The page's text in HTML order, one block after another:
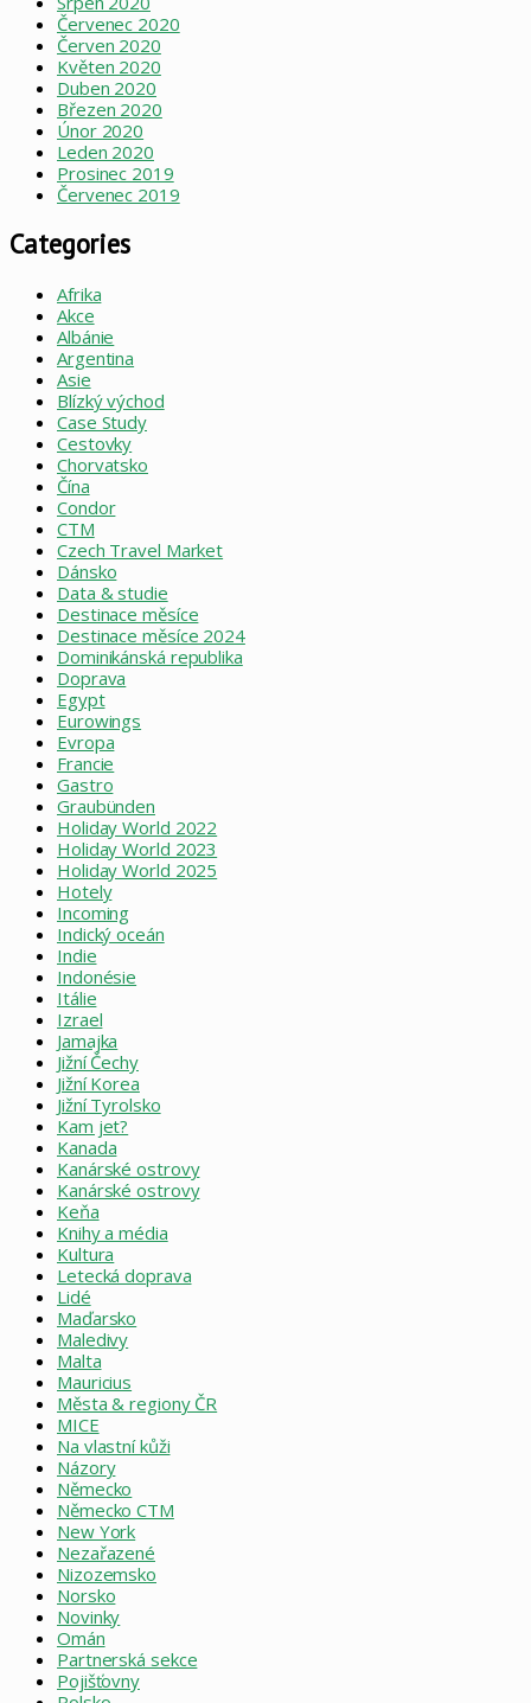
Červenec 2020
Červen 2020
Květen 2020
Duben 2020
Březen 2020
Únor 2020
Leden 2020
Prosinec 2019
Červenec 2019
Categories
Afrika
Akce
Albánie
Argentina
Asie
Blízký východ
Case Study
Cestovky
Chorvatsko
Čína
Condor
CTM
Czech Travel Market
Dánsko
Data & studie
Destinace měsíce
Destinace měsíce 2024
Dominikánská republika
Doprava
Egypt
Eurowings
Evropa
Francie
Gastro
Graubünden
Holiday World 2022
Holiday World 2023
Holiday World 2025
Hotely
Incoming
Indický oceán
Indie
Indonésie
Itálie
Izrael
Jamajka
Jižní Čechy
Jižní Korea
Jižní Tyrolsko
Kam jet?
Kanada
Kanárské ostrovy
Kanárské ostrovy
Keňa
Knihy a média
Kultura
Letecká doprava
Lidé
Maďarsko
Maledivy
Malta
Mauricius
Města & regiony ČR
MICE
Na vlastní kůži
Názory
Německo
Německo CTM
New York
Nezařazené
Nizozemsko
Norsko
Novinky
Omán
Partnerská sekce
Pojišťovny